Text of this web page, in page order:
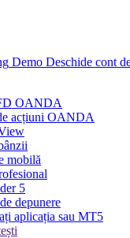
Demo Deschide cont
OANDA
acțiuni OANDA
mobilă
5
depunere
aplicația sau MT5